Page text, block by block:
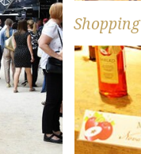
Shopping